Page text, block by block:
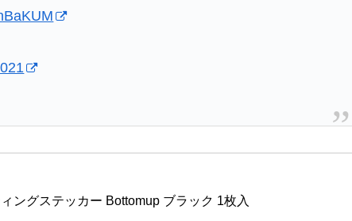
ングステッカー Bottomup ブラック 1枚入